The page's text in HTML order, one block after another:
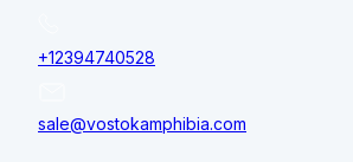
+12394740528
sale@vostokamphibia.com